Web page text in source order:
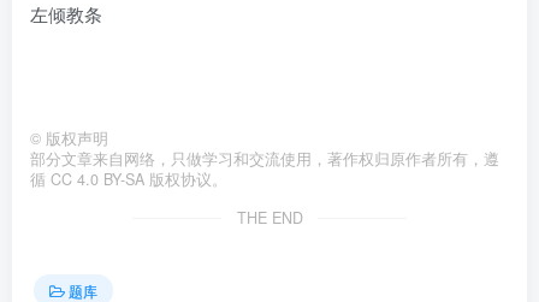
左倾教条
© 版权声明
部分文章来自网络，只做学习和交流使用，著作权归原作者所有，遵
循 CC 4.0 BY-SA 版权协议。
THE END
题库